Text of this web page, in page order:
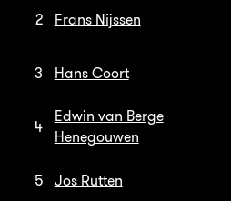
2 Frans Nijssen
3 Hans Coort
4
Edwin van Berge
Henegouwen
5 Jos Rutten